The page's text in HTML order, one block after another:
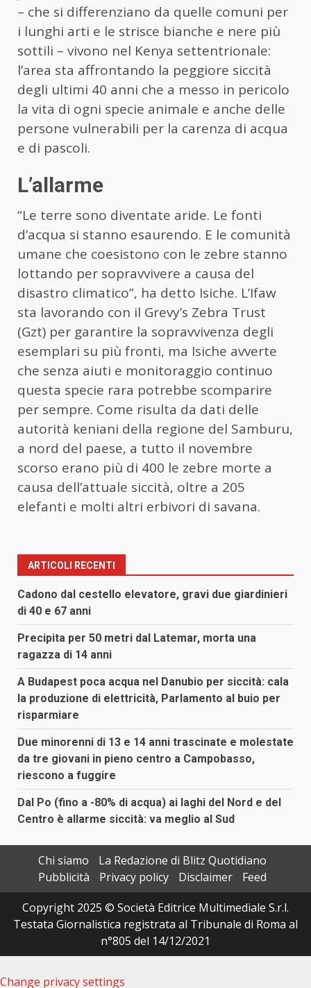
– che si differenziano da quelle comuni per
i lunghi arti e le strisce bianche e nere più
sottili – vivono nel Kenya settentrionale:
l’area sta affrontando la peggiore siccità
degli ultimi 40 anni che a messo in pericolo
la vita di ogni specie animale e anche delle
persone vulnerabili per la carenza di acqua
e di pascoli.
L’allarme
“Le terre sono diventate aride. Le fonti
d’acqua si stanno esaurendo. E le comunità
umane che coesistono con le zebre stanno
lottando per sopravvivere a causa del
disastro climatico”, ha detto Isiche. L’Ifaw
sta lavorando con il Grevy’s Zebra Trust
(Gzt) per garantire la sopravvivenza degli
esemplari su più fronti, ma Isiche avverte
che senza aiuti e monitoraggio continuo
questa specie rara potrebbe scomparire
per sempre. Come risulta da dati delle
autorità keniani della regione del Samburu,
a nord del paese, a tutto il novembre
scorso erano più di 400 le zebre morte a
causa dell’attuale siccità, oltre a 205
elefanti e molti altri erbivori di savana.
ARTICOLI RECENTI
Cadono dal cestello elevatore, gravi due giardinieri
di 40 e 67 anni
Precipita per 50 metri dal Latemar, morta una
ragazza di 14 anni
A Budapest poca acqua nel Danubio per siccità: cala
la produzione di elettricità, Parlamento al buio per
risparmiare
Due minorenni di 13 e 14 anni trascinate e molestate
da tre giovani in pieno centro a Campobasso,
riescono a fuggire
Dal Po (fino a -80% di acqua) ai laghi del Nord e del
Centro è allarme siccità: va meglio al Sud
Chi siamo
La Redazione di Blitz Quotidiano
Pubblicità
Privacy policy Disclaimer
Feed
Copyright 2025 © Società Editrice Multimediale S.r.l.
Testata Giornalistica registrata al Tribunale di Roma al
n°805 del 14/12/2021
Change privacy settings